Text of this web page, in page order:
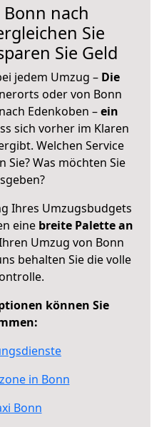
nach
Sie
Sie Geld
jedem Umzug – Die
oder von Bonn
Edenkoben –ein
sich vorher im Klaren
Welchen Service
Was möchten Sie
Ihres Umzugsbudgets
eine breite Palette an
Umzug von Bonn
behalten Sie die volle
können Sie
in Bonn
Bonn